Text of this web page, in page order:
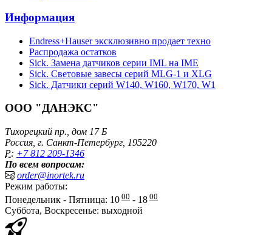
Информация
Endress+Hauser эксклюзивно продает техно
Распродажа остатков
Sick. Замена датчиков серии IML на IME
Sick. Световые завесы серий MLG-1 и XLG
Sick. Датчики серий W140, W160, W170, W1
ООО "ДАНЭКС"
Тихорецкий пр., дом 17 Б
Россия, г. Санкт-Петербург, 195220
P: +7 812 209-1346
По всем вопросам:
order@inortek.ru
Режим работы:
Понедельник - Пятница: 10 00 - 18 00
Суббота, Воскресенье: выходной